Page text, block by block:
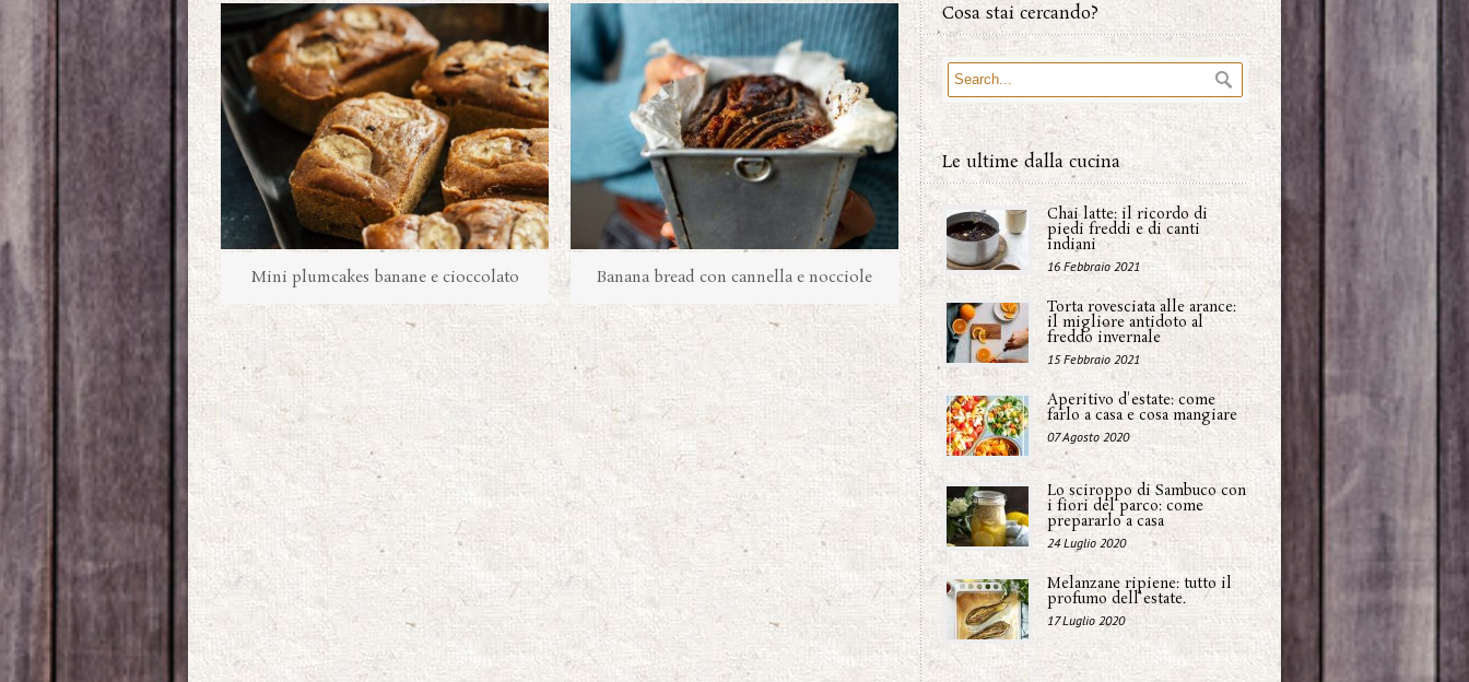
Mini plumcakes banane e cioccolato Banana bread con cannella e nocciole
Cosa stai cercando?
Le ultime dalla cucina
Chai latte: il ricordo di
piedi freddi e di canti
indiani
16 Febbraio 2021
Torta rovesciata alle arance:
il migliore antidoto al
freddo invernale
15 Febbraio 2021
Aperitivo d'estate: come
farlo a casa e cosa mangiare
07 Agosto 2020
Lo sciroppo di Sambuco con
i fiori del parco: come
prepararlo a casa
24 Luglio 2020
Melanzane ripiene: tutto il
profumo dell'estate.
17 Luglio 2020